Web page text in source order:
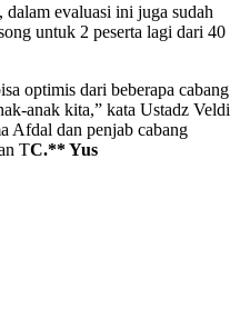
evaluasi ini juga sudah
untuk 2 peserta lagi dari 40
optimis dari beberapa cabang
anak kita,” kata Ustadz Veldi
Afdal dan penjab cabang
TC.** Yus